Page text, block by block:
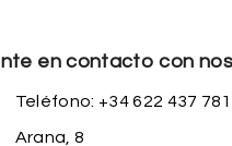
en contacto con
Teléfono: +34 622 437 781
Arana, 8